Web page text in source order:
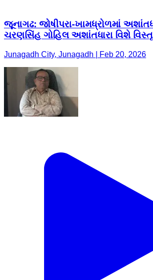
જૂનાગઢ: જોષીપરા-ખામધ્રોળમાં
ચરણસિંહ ગોહિલ અશાંતધારા વિશે
Junagadh City, Junagadh | Feb 20, 2026